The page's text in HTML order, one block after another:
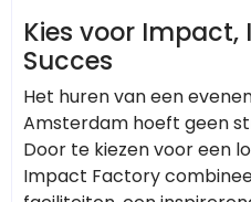
Kies voor Impact,
Succes
Het huren van een
Amsterdam hoeft geen
Door te kiezen voor een
Impact Factory